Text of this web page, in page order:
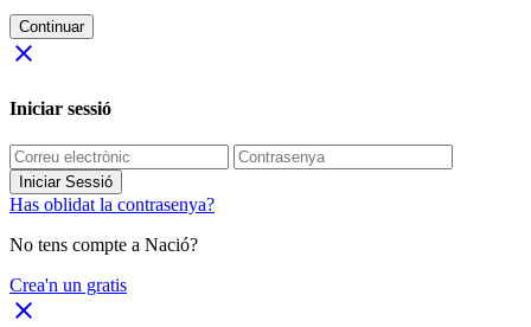
Continuar
close
Iniciar sessió
Iniciar Sessió
Has oblidat la contrasenya?
No tens compte a Nació?
Crea'n un gratis
close